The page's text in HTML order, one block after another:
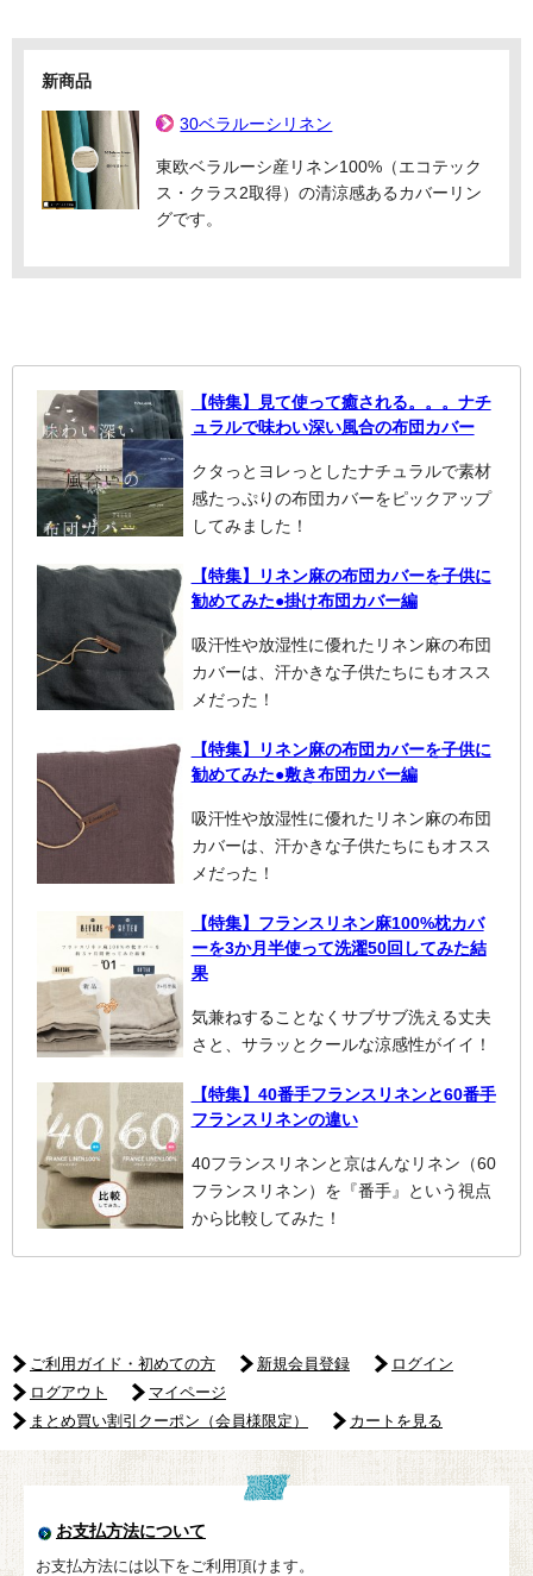
新商品
30ベラルーシリネン
東欧ベラルーシ産リネン100%（エコテック
ス・クラス2取得）の清涼感あるカバーリン
グです。
【特集】見て使って癒される。。。ナチ
ュラルで味わい深い風合の布団カバー
クタっとヨレっとしたナチュラルで素材
感たっぷりの布団カバーをピックアップ
してみました！
【特集】リネン麻の布団カバーを子供に
勧めてみた●掛け布団カバー編
吸汗性や放湿性に優れたリネン麻の布団
カバーは、汗かきな子供たちにもオスス
メだった！
【特集】リネン麻の布団カバーを子供に
勧めてみた●敷き布団カバー編
吸汗性や放湿性に優れたリネン麻の布団
カバーは、汗かきな子供たちにもオスス
メだった！
【特集】フランスリネン麻100%枕カバ
ーを3か月半使って洗濯50回してみた結
果
気兼ねすることなくサブサブ洗える丈夫
さと、サラッとクールな涼感性がイイ！
【特集】40番手フランスリネンと60番手
フランスリネンの違い
40フランスリネンと京はんなリネン（60
フランスリネン）を『番手』という視点
から比較してみた！
ご利用ガイド・初めての方 新規会員登録
ログイン
ログアウト
マイページ
まとめ買い割引クーポン（会員様限定）
カートを見る
お支払方法について
お支払方法には以下をご利用頂けます。